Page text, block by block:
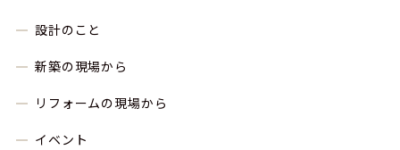
設計のこと
新築の現場から
リフォームの現場から
イベント